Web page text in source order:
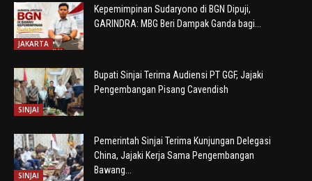
JAKARTA
Kepemimpinan Sudaryono di BGN Dipuji,
GARINDRA: MBG Beri Dampak Ganda bagi...
SINJAI
Bupati Sinjai Terima Audiensi PT GGF, Jajaki
Pengembangan Pisang Cavendish
SINJAI
Pemerintah Sinjai Terima Kunjungan Delegasi
China, Jajaki Kerja Sama Pengembangan
Bawang...